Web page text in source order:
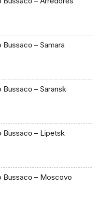
Bussaco – Samara
Bussaco – Saransk
Bussaco – Lipetsk
Bussaco – Moscovo